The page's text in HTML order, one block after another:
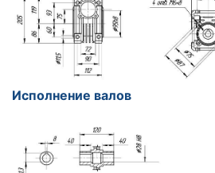
Исполнение валов